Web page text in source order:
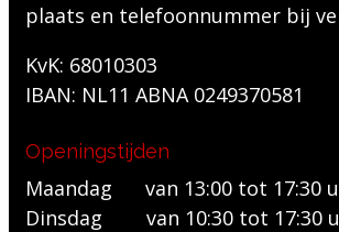
plaats en telefoonnummer bij
KvK: 68010303
IBAN: NL11 ABNA 0249370581
Openingstijden
Maandag van 13:00 tot 17:30
Dinsdag van 10:30 tot 17:30